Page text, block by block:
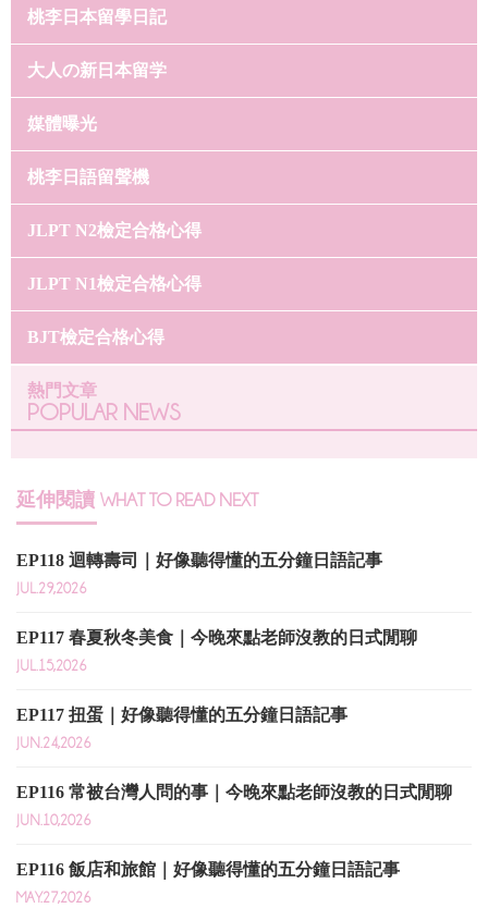
桃李日本留學日記
大人の新日本留学
媒體曝光
桃李日語留聲機
JLPT N2檢定合格心得
JLPT N1檢定合格心得
BJT檢定合格心得
熱門文章
POPULAR NEWS
延伸閱讀 WHAT TO READ NEXT
EP118 迴轉壽司｜好像聽得懂的五分鐘日語記事
JUL.29,2026
EP117 春夏秋冬美食｜今晚來點老師沒教的日式閒聊
JUL.15,2026
EP117 扭蛋｜好像聽得懂的五分鐘日語記事
JUN.24,2026
EP116 常被台灣人問的事｜今晚來點老師沒教的日式閒聊
JUN.10,2026
EP116 飯店和旅館｜好像聽得懂的五分鐘日語記事
MAY.27,2026